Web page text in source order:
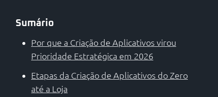
Sumário
Por que a Criação de Aplicativos virou
Prioridade Estratégica em 2026
Etapas da Criação de Aplicativos do Zero
até a Loja